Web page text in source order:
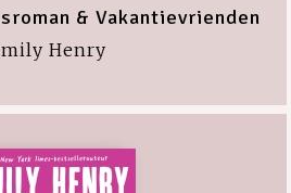
& Vakantievrienden
Henry